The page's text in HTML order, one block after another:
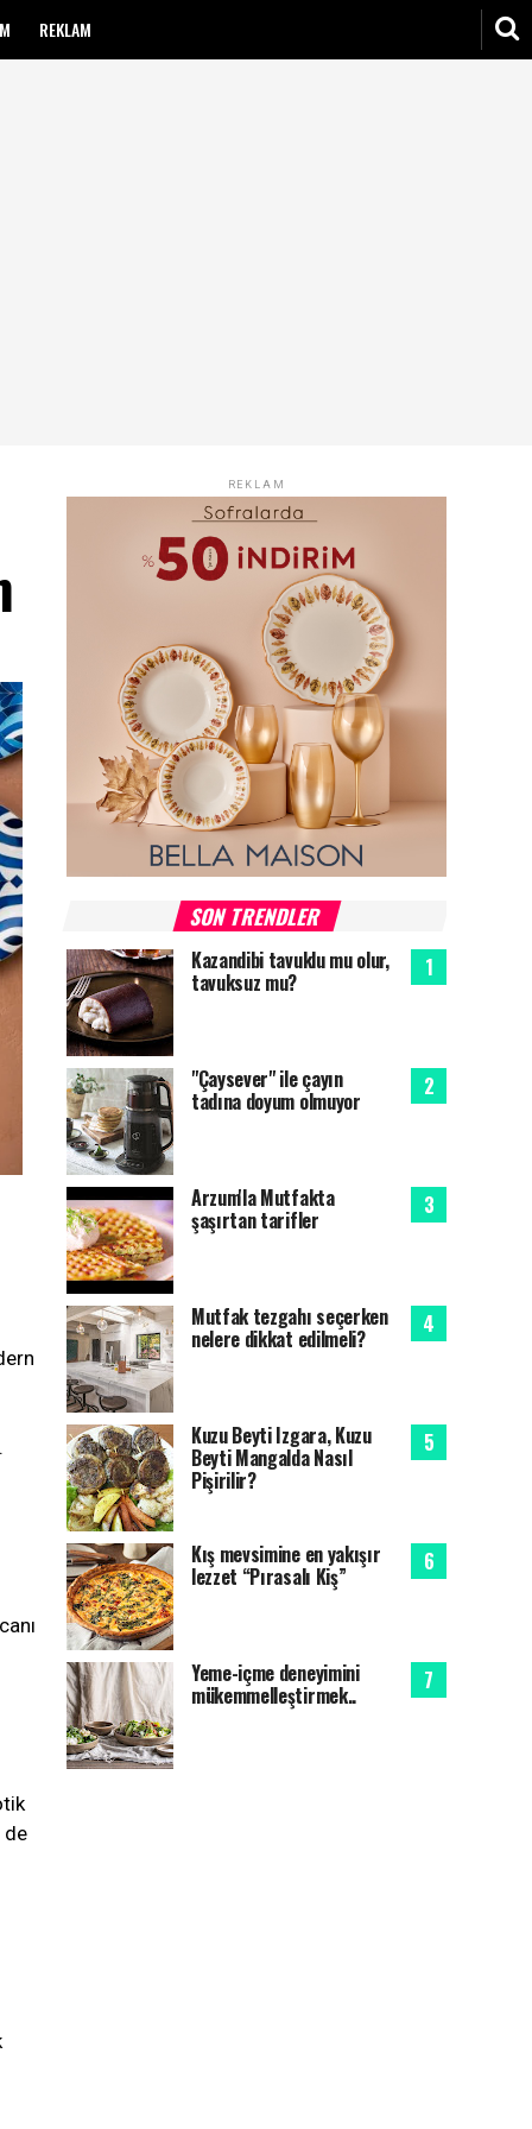
REKLAM
de
REKLAM
SON TRENDLER
Kazandibi tavuklu mu olur,
tavuksuz mu?
"Çaysever" ile çayın
tadına doyum olmuyor
Arzum'la Mutfakta
şaşırtan tarifler
Mutfak tezgahı seçerken
nelere dikkat edilmeli?
Kuzu Beyti Izgara, Kuzu
Beyti Mangalda Nasıl
Pişirilir?
Kış mevsimine en yakışır
lezzet “Pırasalı Kiş”
Yeme-içme deneyimini
mükemmelleştirmek..